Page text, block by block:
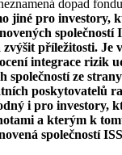
dopad
jiné pro investory,
společností
příležitosti. Je
integrace rizik
ze
poskytovatelů
i pro investory,
a kterým k
společností